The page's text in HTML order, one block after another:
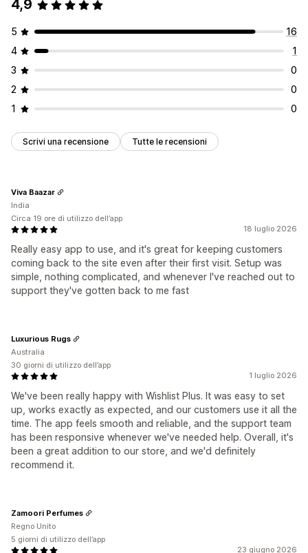
Branding personalizzato Layout personalizzati
Icone personalizzate Multilingua
4,9
5
16
4
1
3
0
2
0
1
0
Scrivi una recensione Tutte le recensioni
18 luglio 2026
Really easy app to use, and it's great for keeping customers
coming back to the site even after their first visit. Setup was
simple, nothing complicated, and whenever I've reached out to
support they've gotten back to me fast
Viva Baazar
India
Circa 19 ore di utilizzo dell’app
1 luglio 2026
We've been really happy with Wishlist Plus. It was easy to set
up, works exactly as expected, and our customers use it all the
time. The app feels smooth and reliable, and the support team
has been responsive whenever we've needed help. Overall, it's
been a great addition to our store, and we'd definitely
recommend it.
Luxurious Rugs
Australia
30 giorni di utilizzo dell’app
23 giugno 2026
Zamoori Perfumes
Regno Unito
5 giorni di utilizzo dell’app